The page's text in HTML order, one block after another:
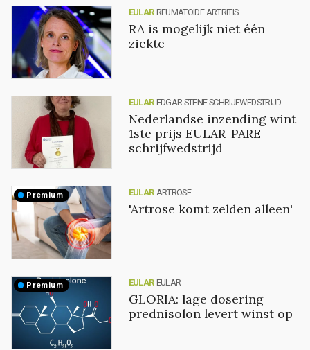
EULAR REUMATOÏDE ARTRITIS
RA is mogelijk niet één
ziekte
EULAR EDGAR STENE SCHRIJFWEDSTRIJD
Nederlandse inzending wint
1ste prijs EULAR-PARE
schrijfwedstrijd
premium EULAR ARTROSE
'Artrose komt zelden alleen'
premium EULAR EULAR
GLORIA: lage dosering
prednisolon levert winst op